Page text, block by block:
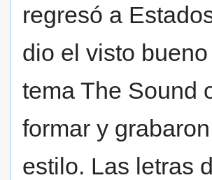
regresó a
dio el visto
tema The Sound
formar y
estilo. Las letras